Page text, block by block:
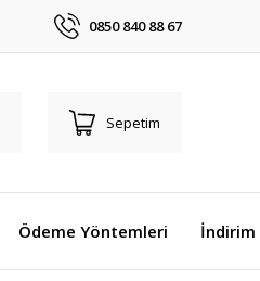
0850 840 88 67
Sepetim
Ödeme Yöntemleri İndirim